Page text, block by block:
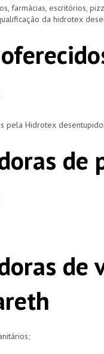
farmácias, escritórios,
da hidrotex
pela Hidrotex
de
de